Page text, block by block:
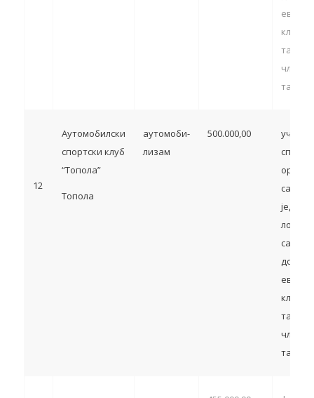
члан
тачка
12
Аутомобилски
спортски клуб
“Топола”
Топола
аутомоби-
лизам
500.000,00
са
члан
тачка